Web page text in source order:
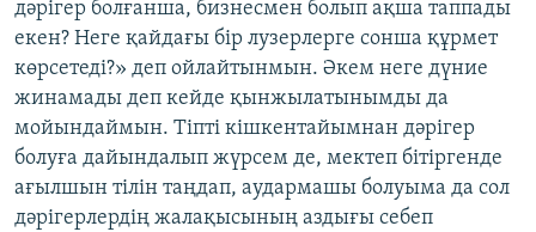
дәрігер болғанша, бизнесмен болып ақша таппады
екен? Неге қайдағы бір лузерлерге сонша құрмет
көрсетеді?» деп ойлайтынмын. Әкем неге дүние
жинамады деп кейде қынжылатынымды да
мойындаймын. Тіпті кішкентайымнан дәрігер
болуға дайындалып жүрсем де, мектеп бітіргенде
ағылшын тілін таңдап, аудармашы болуыма да сол
дәрігерлердің жалақысының аздығы себеп